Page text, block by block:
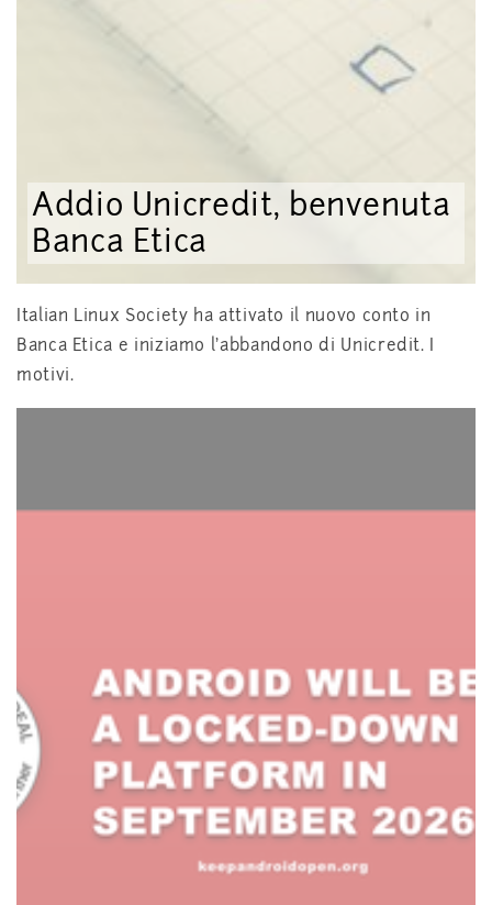
Addio Unicredit, benvenuta
Banca Etica
Italian Linux Society ha attivato il nuovo conto in
Banca Etica e iniziamo l'abbandono di Unicredit. I
motivi.